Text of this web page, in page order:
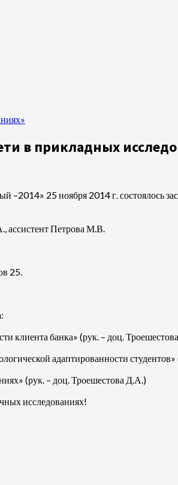
в прикладных
–2014» 25 ноября 2014 г. состоялось
ассистент Петрова М.В.
25.
банка» (рук. – доц.
адаптированности
(рук. – доц. Троешестова Д.А.)
исследованиях!